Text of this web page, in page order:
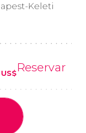
Keleti
US$Reservar